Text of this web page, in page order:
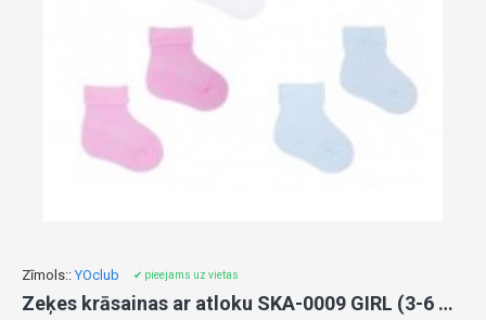
Zīmols:: YOclub ✔ pieejams uz vietas
Zeķes krāsainas ar atloku SKA-0009 GIRL (3-6 mēn.)